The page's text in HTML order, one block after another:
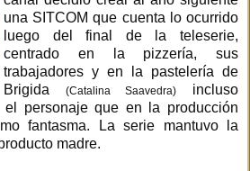
una SITCOM que cuenta lo ocurrido
luego del final de la teleserie,
centrado en la pizzería, sus
trabajadores y en la pastelería de
Brigida
(Catalina Saavedra)
incluso
el personaje que en la producción
fantasma. La serie mantuvo la
madre.